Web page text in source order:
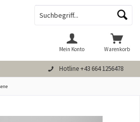
Hotline +43 664 1256478
Warenkorb
Mein Konto